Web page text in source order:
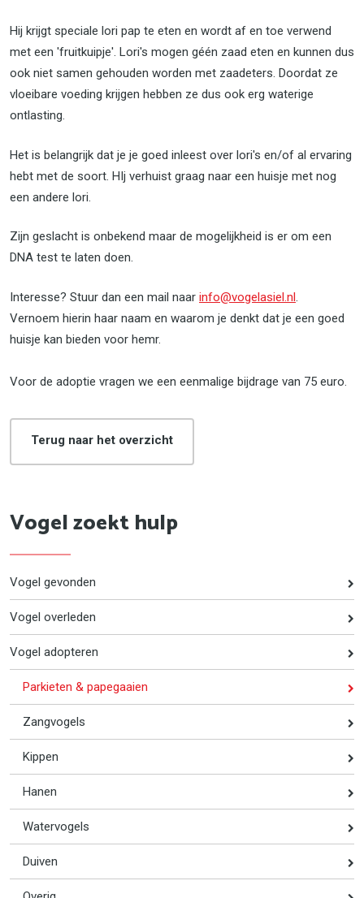
Hij krijgt speciale lori pap te eten en wordt af en toe verwend
met een 'fruitkuipje'. Lori's mogen géén zaad eten en kunnen dus
ook niet samen gehouden worden met zaadeters. Doordat ze
vloeibare voeding krijgen hebben ze dus ook erg waterige
ontlasting.
Het is belangrijk dat je je goed inleest over lori's en/of al ervaring
hebt met de soort. HIj verhuist graag naar een huisje met nog
een andere lori.
Zijn geslacht is onbekend maar de mogelijkheid is er om een
DNA test te laten doen.
Interesse? Stuur dan een mail naar info@vogelasiel.nl.
Vernoem hierin haar naam en waarom je denkt dat je een goed
huisje kan bieden voor hemr.
Voor de adoptie vragen we een eenmalige bijdrage van 75 euro.
Terug naar het overzicht
Vogel zoekt hulp
Vogel gevonden
Vogel overleden
Vogel adopteren
Parkieten & papegaaien
Zangvogels
Kippen
Hanen
Watervogels
Duiven